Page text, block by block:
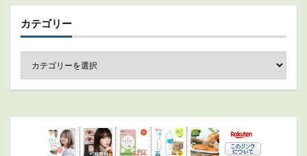
カテゴリー